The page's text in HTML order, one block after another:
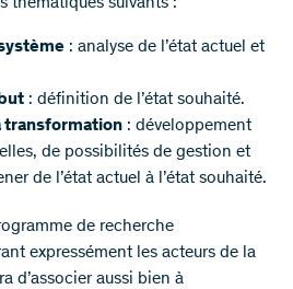
: analyse de l’état actuel et
: définition de l’état souhaité.
transformation : développement
de possibilités de gestion et
de l’état actuel à l’état souhaité.
de recherche
expressément les acteurs de la
d’associer aussi bien à